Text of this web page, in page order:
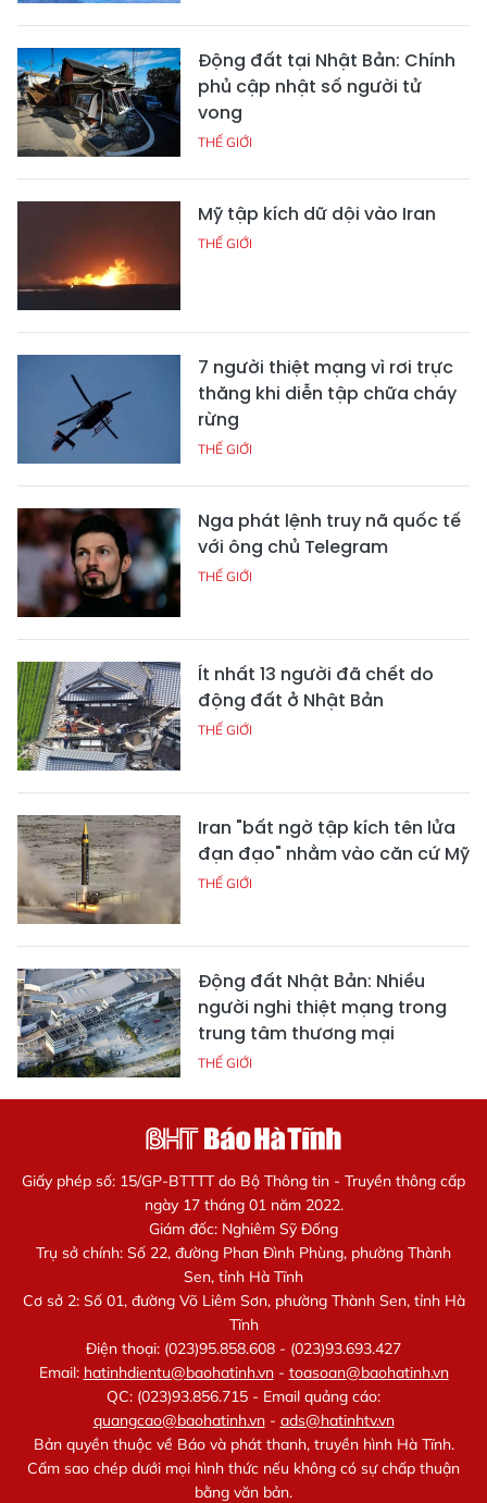
Động đất tại Nhật Bản: Chính
phủ cập nhật số người tử
vong
THẾ GIỚI
Mỹ tập kích dữ dội vào Iran
THẾ GIỚI
7 người thiệt mạng vì rơi trực
thăng khi diễn tập chữa cháy
rừng
THẾ GIỚI
Nga phát lệnh truy nã quốc tế
với ông chủ Telegram
THẾ GIỚI
Ít nhất 13 người đã chết do
động đất ở Nhật Bản
THẾ GIỚI
Iran "bất ngờ tập kích tên lửa
đạn đạo" nhằm vào căn cứ Mỹ
THẾ GIỚI
Động đất Nhật Bản: Nhiều
người nghi thiệt mạng trong
trung tâm thương mại
THẾ GIỚI
Giấy phép số: 15/GP-BTTTT do Bộ Thông tin - Truyền thông cấp
ngày 17 tháng 01 năm 2022.
Giám đốc: Nghiêm Sỹ Đống
Trụ sở chính: Số 22, đường Phan Đình Phùng, phường Thành
Sen, tỉnh Hà Tĩnh
Cơ sở 2: Số 01, đường Võ Liêm Sơn, phường Thành Sen, tỉnh Hà
Tĩnh
Điện thoại: (023)95.858.608 - (023)93.693.427
Email: hatinhdientu@baohatinh.vn- toasoan@baohatinh.vn
QC: (023)93.856.715 - Email quảng cáo:
quangcao@baohatinh.vn- ads@hatinhtv.vn
Bản quyền thuộc về Báo và phát thanh, truyền hình Hà Tĩnh.
Cấm sao chép dưới mọi hình thức nếu không có sự chấp thuận
bằng văn bản.